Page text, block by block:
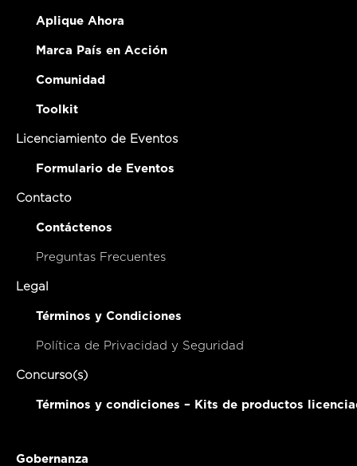
Aplique Ahora
Marca País en Acción
Comunidad
Toolkit
Licenciamiento de Eventos
Formulario de Eventos
Contacto
Contáctenos
Preguntas Frecuentes
Legal
Términos y Condiciones
Política de Privacidad y Seguridad
Concurso(s)
Términos y condiciones – Kits de productos
Gobernanza